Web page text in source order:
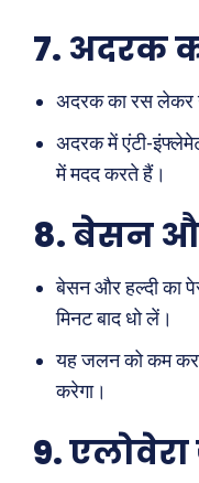
Type here...
ख़बरें
छत्तीसगढ़
देश
दुनिया
राजनीति
सरकारी योजना
7. अदरक
अदरक का रस लेकर
अदरक में एंटी-
में मदद करते हैं।
8.बेसन
बेसन और हल्दी का
मिनट बाद धो लें।
यह जलन को कम
करेगा।
9.